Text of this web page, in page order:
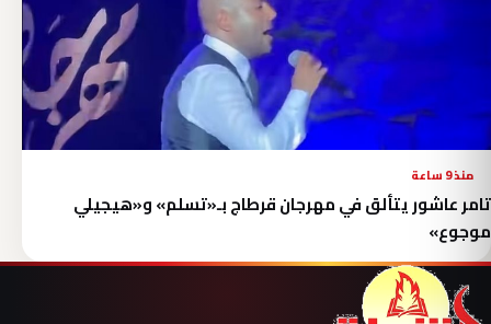
منذ 9 ساعة
تامر عاشور يتألق في مهرجان قرطاج بـ«تسلم» و«هيجيلي
موجوع»